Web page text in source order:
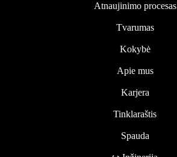
Atnaujinimo procesas
Tvarumas
Kokybė
Apie mus
Karjera
Tinklaraštis
Spauda